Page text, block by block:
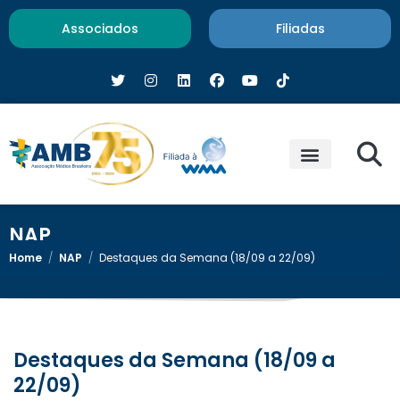
Associados Filiadas
NAP
Home / NAP / Destaques da Semana (18/09 a 22/09)
Destaques da Semana (18/09 a
22/09)